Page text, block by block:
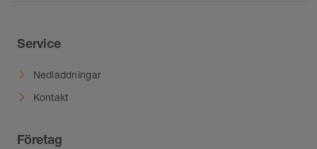
Service
Nedladdningar
Kontakt
Företag